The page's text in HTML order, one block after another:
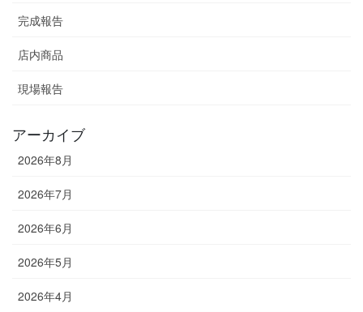
完成報告
店内商品
現場報告
アーカイブ
2026年8月
2026年7月
2026年6月
2026年5月
2026年4月